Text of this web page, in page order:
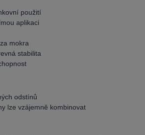
použití
aplikaci
mokra
stabilita
odstínů
lze vzájemně kombinovat